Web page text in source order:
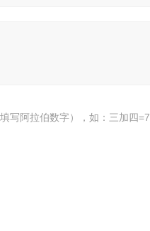
写阿拉伯数字），如：三加四=7